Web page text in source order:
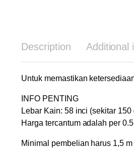
Description Additional
Untuk memastikan
INFO PENTING
Lebar Kain: 58 inci (sekitar 150
Harga tercantum adalah per
Minimal pembelian harus 1,5